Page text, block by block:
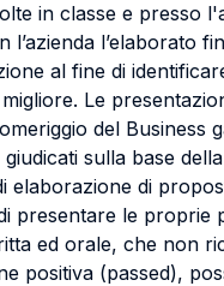
in classe e presso
l’azienda l’elaborato
al fine di
Le
del Business
sulla base
elaborazione di
presentare le proprie
ed orale, che non
positiva (passed),